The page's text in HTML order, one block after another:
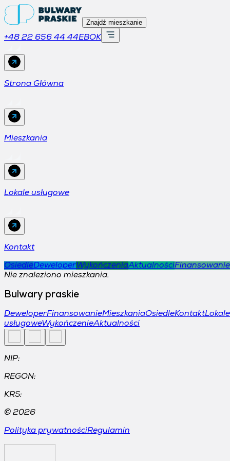
Znajdź mieszkanie
+48 22 656 44 44EBOK
Strona Główna
Mieszkania
Lokale usługowe
Kontakt
OsiedleDeweloperWykończeniaAktualnościFinansowanie
Nie znaleziono mieszkania.
Bulwary praskie
DeweloperFinansowanieMieszkaniaOsiedleKontaktLokale
usługoweWykończenieAktualności
NIP:
REGON:
KRS:
© 2026
Polityka prywatnościRegulamin